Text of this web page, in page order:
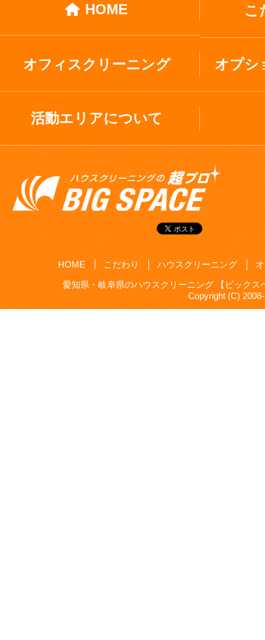
HOME こ
オフィスクリーニング オプシ
活動エリアについて
HOME こだわり ハウスクリーニング
愛知県・岐阜県のハウスクリーニング 【ビック
Copyright (C)